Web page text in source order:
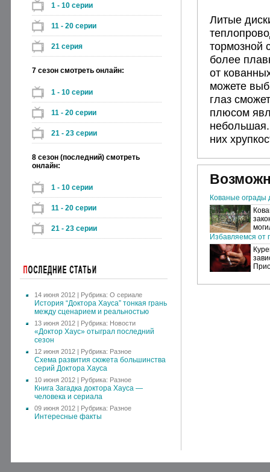
1 - 10 серии
11 - 20 серии
21 серия
7 сезон смотреть онлайн:
1 - 10 серии
11 - 20 серии
21 - 23 серии
8 сезон (последний) смотреть
онлайн:
1 - 10 серии
11 - 20 серии
21 - 23 серии
14 июня 2012 | Рубрика: О сериале
История “Доктора Хауса” тонкая грань
между сценарием и реальностью
13 июня 2012 | Рубрика: Новости
«Доктор Хаус» отыграл последний
сезон
12 июня 2012 | Рубрика: Разное
Схема развития сюжета большинства
серий Доктора Хауса
10 июня 2012 | Рубрика: Разное
Книга Загадка доктора Хауса —
человека и сериала
09 июня 2012 | Рубрика: Разное
Интересные факты
Литые
тормозной
более
от
можете
глаз
плюсом
небольшая.
них
Кованые ограды
Избавляемся от